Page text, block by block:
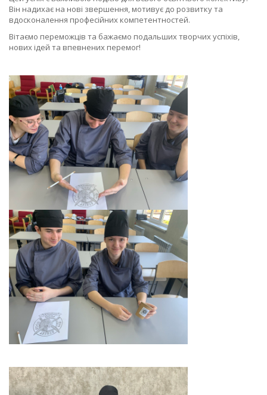
Він надихає на нові звершення, мотивує до розвитку та
вдосконалення професійних компетентностей.
Вітаємо переможців та бажаємо подальших творчих успіхів,
нових ідей та впевнених перемог!